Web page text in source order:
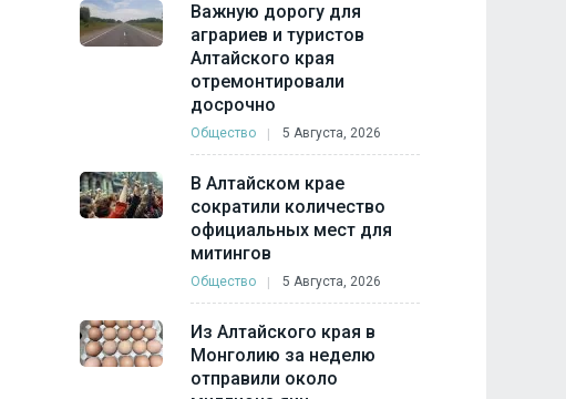
Важную дорогу для
аграриев и туристов
Алтайского края
отремонтировали
досрочно
Общество 5 Августа, 2026
В Алтайском крае
сократили количество
официальных мест для
митингов
Общество 5 Августа, 2026
Из Алтайского края в
Монголию за неделю
отправили около